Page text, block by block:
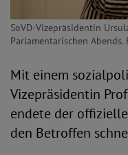
SoVD-Vizepräsidentin
Parlamentarischen
Mit einem
Vizepräsidentin
endete der
den Betroffen